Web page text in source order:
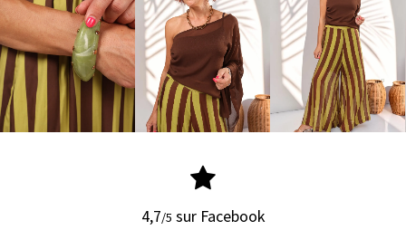
4,7/5 sur Facebook